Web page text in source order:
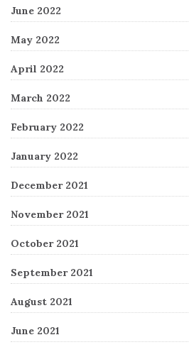
June 2022
May 2022
April 2022
March 2022
February 2022
January 2022
December 2021
November 2021
October 2021
September 2021
August 2021
June 2021